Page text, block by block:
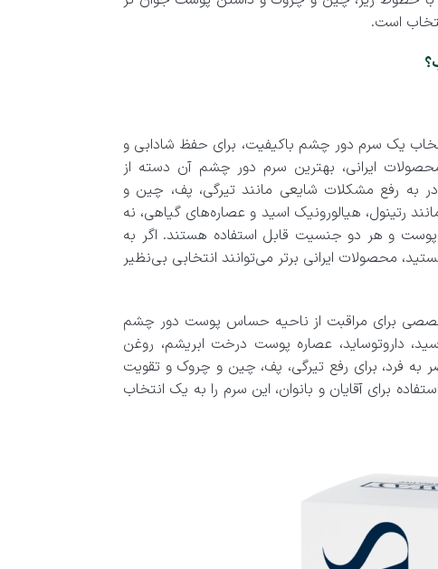
است.
یک سرم دور چشم باکیفیت، برای حفظ شادابی و
ایرانی، بهترین سرم دور چشم آن دسته از
به رفع مشکلات شایعی مانند تیرگی، پف، چین و
رتینول، هیالورونیک اسید و عصاره‌های گیاهی، نه
پوست و هر دو جنسیت قابل استفاده هستند. اگر به
محصولات ایرانی برتر می‌توانند انتخابی بی‌نظیر
برای مراقبت از ناحیه حساس پوست دور چشم
داروتوساید، عصاره پوست درخت ابریشم، روغن
فرد، برای رفع تیرگی، پف، چین و چروک و تقویت
برای آقایان و بانوان، این سرم را به یک انتخاب